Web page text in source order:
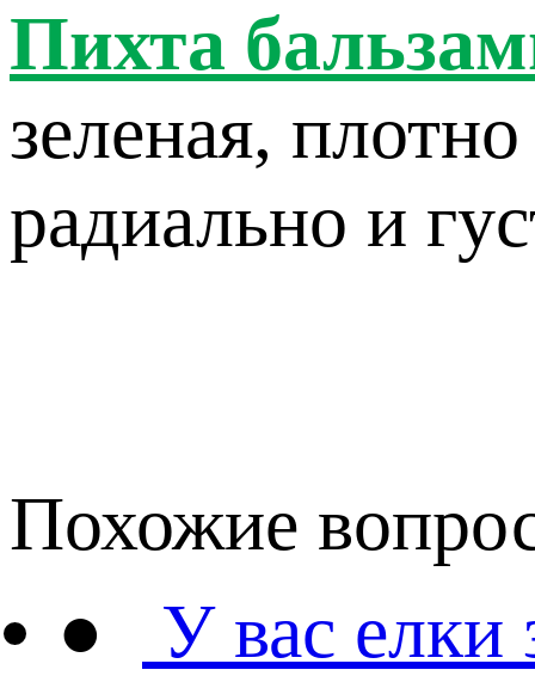
Пихта
зеленая,
радиально и
Похожие
●
У вас елки